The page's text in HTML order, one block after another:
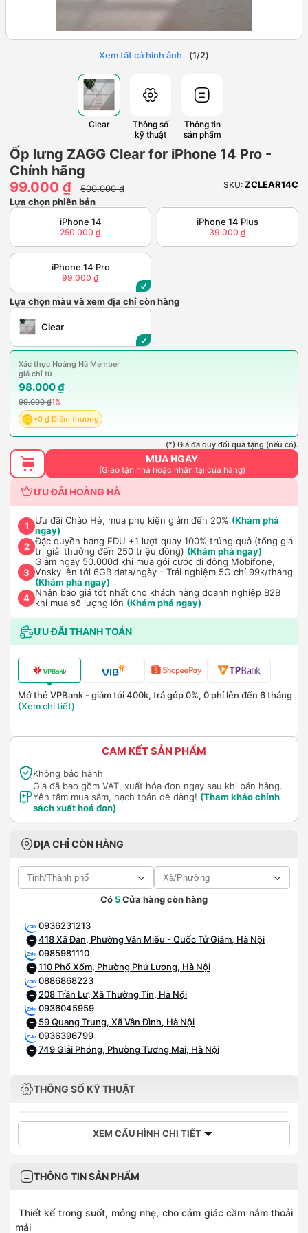
Xem tất cả hình ảnh (1/2)
Clear
Thông số
kỹ thuật
Thông tin
sản phẩm
Ốp lưng ZAGG Clear for iPhone 14 Pro -
Chính hãng
99.000 ₫
500.000 ₫ SKU: ZCLEAR14C
Lựa chọn phiên bản
iPhone 14
250.000 ₫
iPhone 14 Plus
39.000 ₫
iPhone 14 Pro
99.000 ₫
Lựa chọn màu và xem địa chỉ còn hàng
Clear
Xác thực Hoàng Hà Member
giá chỉ từ
98.000 ₫
99.000 ₫1%
+0 ₫ Điểm thưởng
(*) Giá đã quy đổi quà tặng (nếu có).
MUA NGAY
(Giao tận nhà hoặc nhận tại cửa hàng)
ƯU ĐÃI HOÀNG HÀ
1 Ưu đãi Chào Hè, mua phụ kiện giảm đến 20% (Khám phá
ngay)
2 Đặc quyền hạng EDU +1 lượt quay 100% trúng quà (tổng giá
trị giải thưởng đến 250 triệu đồng) (Khám phá ngay)
3
Giảm ngay 50.000đ khi mua gói cước di động Mobifone,
Vnsky lên tới 6GB data/ngày - Trải nghiệm 5G chỉ 99k/tháng
(Khám phá ngay)
4 Nhận báo giá tốt nhất cho khách hàng doanh nghiệp B2B
khi mua số lượng lớn (Khám phá ngay)
ƯU ĐÃI THANH TOÁN
Mở thẻ VPBank - giảm tới 400k, trả góp 0%, 0 phí lên đến 6 tháng
(Xem chi tiết)
CAM KẾT SẢN PHẨM
Không bảo hành
Giá đã bao gồm VAT, xuất hóa đơn ngay sau khi bán hàng.
Yên tâm mua sắm, hạch toán dễ dàng! (Tham khảo chính
sách xuất hoá đơn)
ĐỊA CHỈ CÒN HÀNG
Có 5Cửa hàng còn hàng
0936231213
418 Xã Đàn, Phường Văn Miếu - Quốc Tử Giám, Hà Nội
0985981110
110 Phố Xốm, Phường Phú Lương, Hà Nội
0886868223
208 Trần Lư, Xã Thường Tín, Hà Nội
0936045959
59 Quang Trung, Xã Vân Đình, Hà Nội
0936396799
749 Giải Phóng, Phường Tương Mai, Hà Nội
THÔNG SỐ KỸ THUẬT
XEM CẤU HÌNH CHI TIẾT
THÔNG TIN SẢN PHẨM
Thiết kế trong suốt, mỏng nhẹ, cho cảm giác cầm nắm thoải
mái